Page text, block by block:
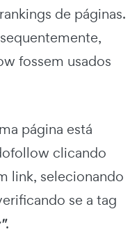
de páginas.
fossem usados
página está
clicando
link, selecionando
se a tag
.